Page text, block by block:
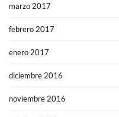
marzo 2017
febrero 2017
enero 2017
diciembre 2016
noviembre 2016